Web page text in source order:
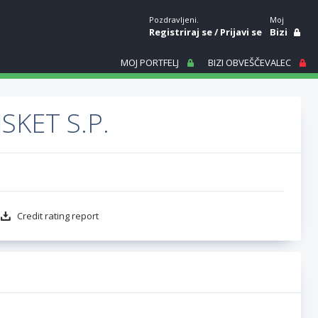
Pozdravljeni.
Registriraj se/Prijavi se
Moj
Bizi
MOJ PORTFELJ BIZI OBVEŠČEVALEC
S.P.
Credit rating report